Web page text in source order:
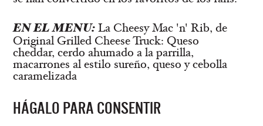
EN EL MENU: La Cheesy Mac 'n' Rib, de
Original Grilled Cheese Truck: Queso
cheddar, cerdo ahumado a la parrilla,
macarrones al estilo sureño, queso y cebolla
caramelizada
HÁGALO PARA CONSENTIR